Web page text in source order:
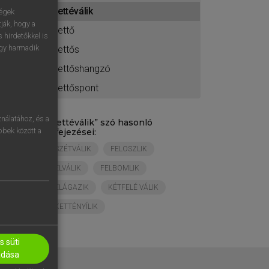
kettéválik
kettő
kettős
kettőshangzó
kettőspont
„ kettéválik” szó hasonló
kifejezései:
SZÉTVÁLIK FELOSZLIK
ELVÁLIK FELBOMLIK
ELÁGAZIK KÉTFELÉ VÁLIK
KETTÉNYÍLIK
hogy a
hirdetőkkel is
harmadik
és a
között a
süti